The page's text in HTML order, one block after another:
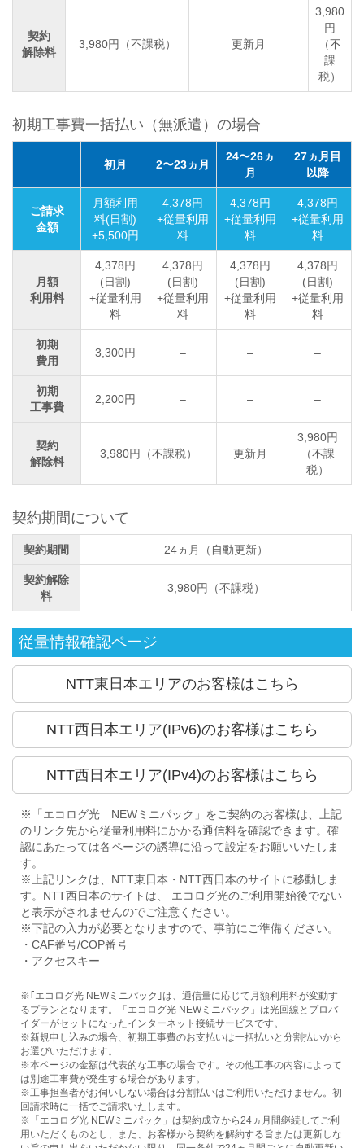
契約
解除料
3,980円（不課税） 更新月
3,980
円
（不
課
税）
初期工事費一括払い（無派遣）の場合
初月 2〜23ヵ月
24〜26ヵ
月
27ヵ月目
以降
ご請求
金額
月額利用
料(日割)
+5,500円
4,378円
+従量利用
料
4,378円
+従量利用
料
4,378円
+従量利用
料
月額
利用料
4,378円
(日割)
+従量利用
料
4,378円
(日割)
+従量利用
料
4,378円
(日割)
+従量利用
料
4,378円
(日割)
+従量利用
料
初期
費用
3,300円 – – –
初期
工事費
2,200円 – – –
契約
解除料
3,980円（不課税） 更新月
3,980円
（不課
税）
契約期間について
契約期間 24ヵ月（自動更新）
契約解除
料
3,980円（不課税）
従量情報確認ページ
NTT東日本エリアのお客様はこちら
NTT西日本エリア(IPv6)のお客様はこちら
NTT西日本エリア(IPv4)のお客様はこちら
※「エコログ光 NEWミニパック」をご契約のお客様は、上記
のリンク先から従量利用料にかかる通信料を確認できます。確
認にあたっては各ページの誘導に沿って設定をお願いいたしま
す。
※上記リンクは、NTT東日本・NTT西日本のサイトに移動しま
す。NTT西日本のサイトは、 エコログ光のご利用開始後でない
と表示がされませんのでご注意ください。
※下記の入力が必要となりますので、事前にご準備ください。
・CAF番号/COP番号
・アクセスキー
※｢エコログ光 NEWミニパック｣は、通信量に応じて月額利用料が変動す
るプランとなります。「エコログ光 NEWミニパック」は光回線とプロバ
イダーがセットになったインターネット接続サービスです。
※新規申し込みの場合、初期工事費のお支払いは一括払いと分割払いから
お選びいただけます。
※本ページの金額は代表的な工事の場合です。その他工事の内容によって
は別途工事費が発生する場合があります。
※工事担当者がお伺いしない場合は分割払いはご利用いただけません。初
回請求時に一括でご請求いたします。
※「エコログ光 NEWミニパック」は契約成立から24ヵ月間継続してご利
用いただくものとし、また、お客様から契約を解約する旨または更新しな